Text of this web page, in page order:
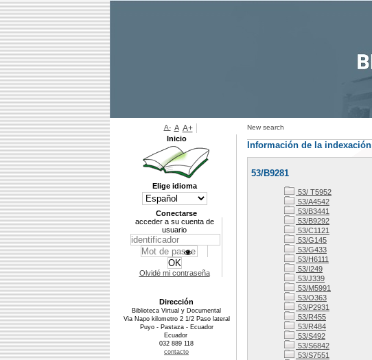
New search
Información de la indexación
53/B9281
53/ T5952
53/A4542
53/B3441
53/B9292
53/C1121
53/G145
53/G433
53/H6111
53/I249
53/J339
53/M5991
53/O363
53/P2931
53/R455
53/R484
53/S492
53/S6842
53/S7551
A- A A+
Inicio
Elige idioma
Conectarse
acceder a su cuenta de
usuario
Olvidé mi contraseña
Dirección
Biblioteca Virtual y Documental
Via Napo kilometro 2 1/2 Paso lateral
Puyo - Pastaza - Ecuador
Ecuador
032 889 118
contacto